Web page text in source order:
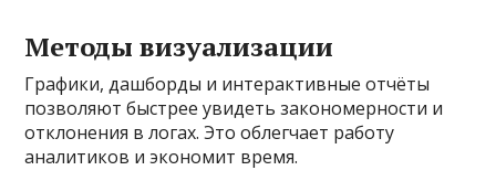
Методы визуализации
Графики, дашборды и интерактивные отчёты
позволяют быстрее увидеть закономерности и
отклонения в логах. Это облегчает работу
аналитиков и экономит время.